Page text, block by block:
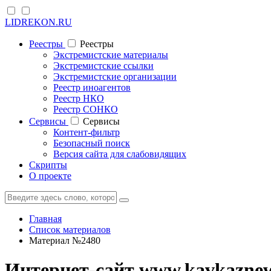
LIDREKON.RU
Реестры
Реестры
Экстремистские материалы
Экстремистские ссылки
Экстремистские организации
Реестр иноагентов
Реестр НКО
Реестр СОНКО
Cервисы
Cервисы
Контент-фильтр
Безопасный поиск
Версия сайта для слабовидящих
Скрипты
О проекте
Главная
Список материалов
Материал №2480